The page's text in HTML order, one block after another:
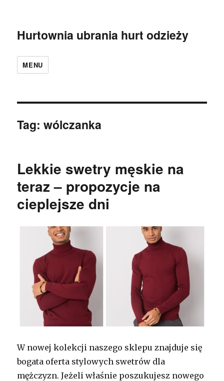
Hurtownia ubrania hurt odzieży
MENU
Tag:wólczanka
Lekkie swetry męskie na
teraz – propozycje na
cieplejsze dni
W nowej kolekcji naszego sklepu znajduje się
bogata oferta stylowych swetrów dla
mężczyzn. Jeżeli właśnie poszukujesz nowego